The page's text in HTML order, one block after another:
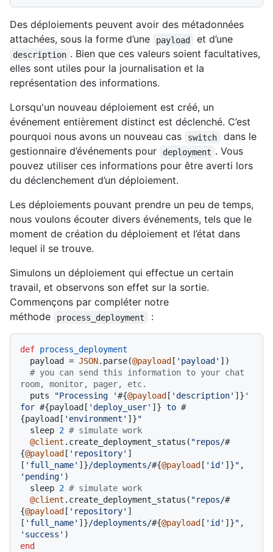
Des déploiements peuvent avoir des métadonnées
attachées, sous la forme d’une
payload et d’une
description . Bien que ces valeurs soient facultatives,
elles sont utiles pour la journalisation et la
représentation des informations.
Lorsqu'un nouveau déploiement est créé, un
événement entièrement distinct est déclenché. C’est
pourquoi nous avons un nouveau cas
switch
dans le
gestionnaire d’événements pour
deployment . Vous
pouvez utiliser ces informations pour être averti lors
du déclenchement d’un déploiement.
Les déploiements pouvant prendre un peu de temps,
nous voulons écouter divers événements, tels que le
moment de création du déploiement et l’état dans
lequel il se trouve.
Simulons un déploiement qui effectue un certain
travail, et observons son effet sur la sortie.
Commençons par compléter notre
méthode
process_deployment :
def process_deployment
  payload =
JSON.parse(@payload [ 'payload' ])
# you can send this information to your chat
room, monitor, pager, etc.
  puts
"Processing '#{@payload [ 'description' ]} '
for #{payload[ 'deploy_user' ]} to #
{payload[ 'environment' ]}"
  sleep
2 # simulate work
@client .create_deployment_status( "repos/#
{@payload [ 'repository' ]
[ 'full_name' ]}/deployments/#{@payload [ 'id' ]}"
'pending' )
  sleep
2 # simulate work
@client .create_deployment_status( "repos/#
{@payload [ 'repository' ]
[ 'full_name' ]}/deployments/#{@payload [ 'id' ]}"
'success'
end